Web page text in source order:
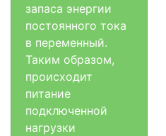
запаса энергии
постоянного тока
в переменный.
Таким образом,
происходит
питание
подключенной
нагрузки